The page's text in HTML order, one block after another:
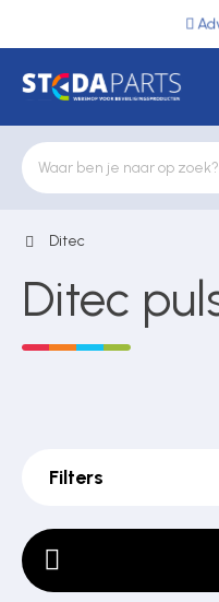
Deurbeslag
Elektrische
Kluizen
Poortonderdelen
Ditec
Ditec
Filters